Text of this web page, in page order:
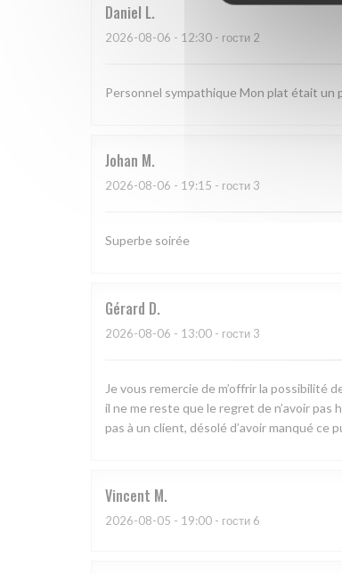
Daniel L
2026-08-06 - 12:30 - гости 2
Personnel sympathique Mon plat était un
Johan M
2026-08-06 - 19:15 - гости 3
Superbe soirée
Gérard D
2026-08-06 - 13:00 - гости 3
Je vous remercie de m’offrir la possibilité
il ne me reste que le regret de n’avoir pas
pas à un client, désolé d’avoir manqué ce
Vincent M
2026-08-05 - 19:00 - гости 6